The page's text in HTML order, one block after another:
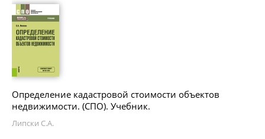
Определение кадастровой стоимости объектов
недвижимости. (СПО). Учебник.
Липски С.А.